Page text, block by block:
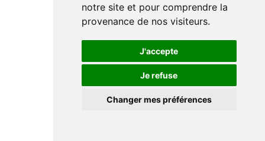
notre site et pour comprendre la
provenance de nos visiteurs.
J'accepte
Je refuse
Changer mes préférences